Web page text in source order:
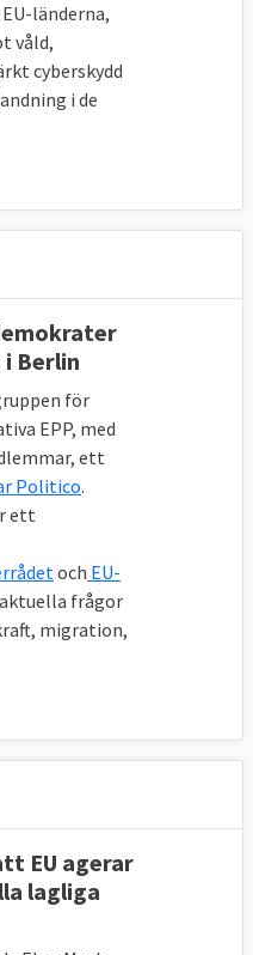
länderna,
våld,
cyberskydd
i de
Berlin
för
EPP, med
ett
Politico.
ett
och EU-
frågor
migration,
EU agerar
lagliga